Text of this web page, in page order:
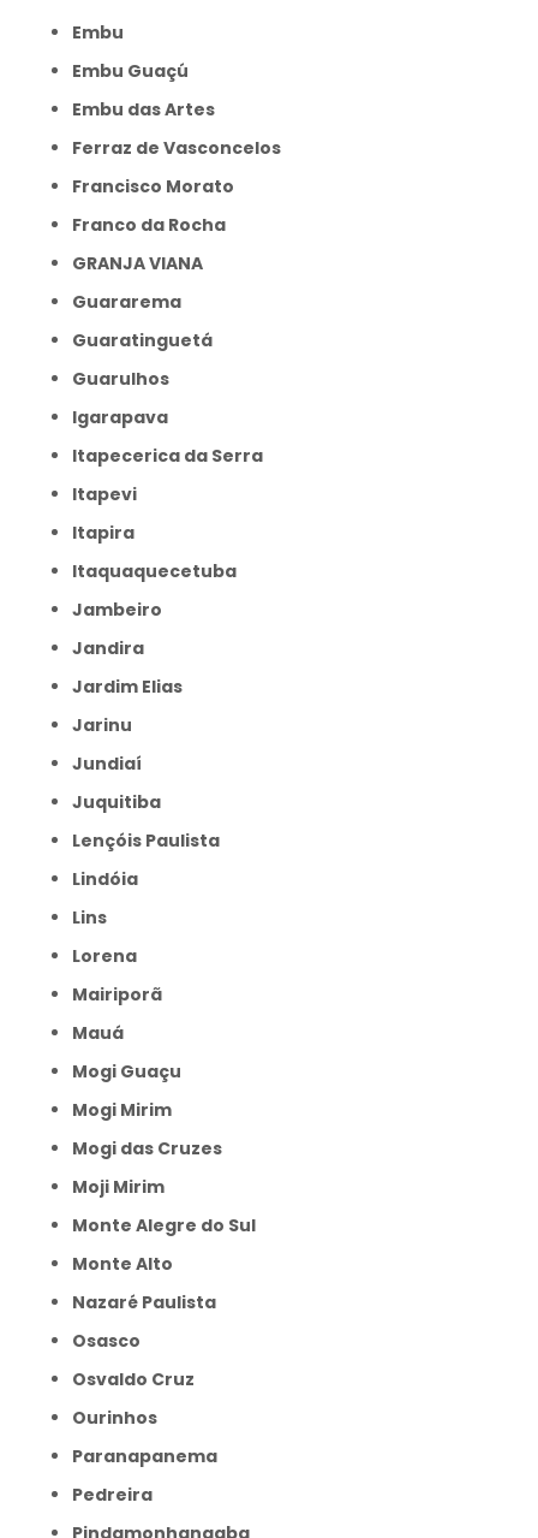
Embu
Embu Guaçú
Embu das Artes
Ferraz de Vasconcelos
Francisco Morato
Franco da Rocha
GRANJA VIANA
Guararema
Guaratinguetá
Guarulhos
Igarapava
Itapecerica da Serra
Itapevi
Itapira
Itaquaquecetuba
Jambeiro
Jandira
Jardim Elias
Jarinu
Jundiaí
Juquitiba
Lençóis Paulista
Lindóia
Lins
Lorena
Mairiporã
Mauá
Mogi Guaçu
Mogi Mirim
Mogi das Cruzes
Moji Mirim
Monte Alegre do Sul
Monte Alto
Nazaré Paulista
Osasco
Osvaldo Cruz
Ourinhos
Paranapanema
Pedreira
Pindamonhangaba